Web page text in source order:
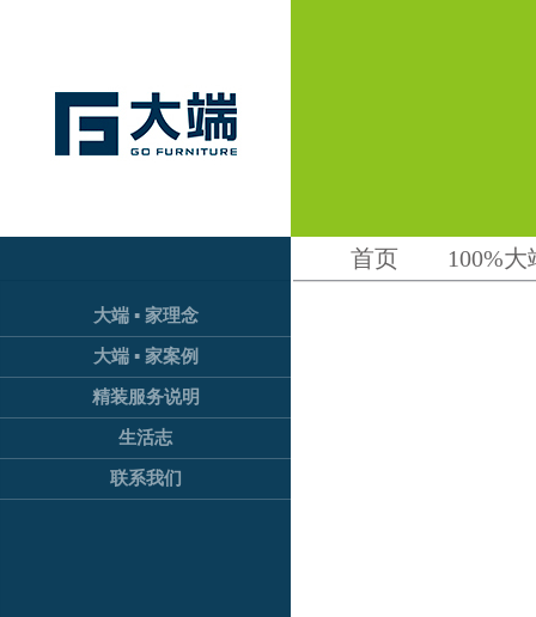
首页 100%大
大端 ▪ 家理念
大端 ▪ 家案例
精装服务说明
生活志
联系我们